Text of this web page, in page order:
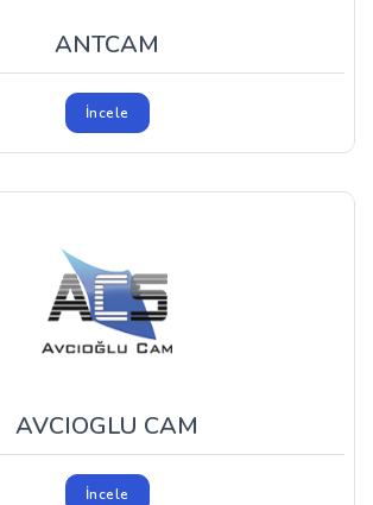
ANTCAM
İncele
AVCIOGLU CAM
İncele